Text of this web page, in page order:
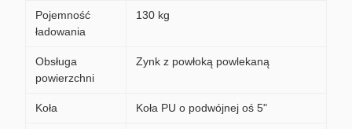
Pojemność
ładowania
130 kg
Obsługa
powierzchni
Zynk z powłoką powlekaną
Koła Koła PU o podwójnej oś 5"